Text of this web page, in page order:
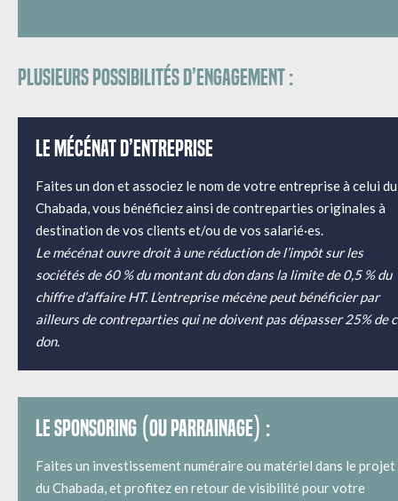
Plusieurs possibilités d’engagement :
Le mécénat d’entreprise
Faites un don et associez le nom de votre entreprise à celui du
Chabada, vous bénéficiez ainsi de contreparties originales à
destination de vos clients et/ou de vos salarié·es.
Le mécénat ouvre droit à une réduction de l’impôt sur les
sociétés de 60 % du montant du don dans la limite de 0,5 % du
chiffre d’affaire HT. L’entreprise mécène peut bénéficier par
ailleurs de contreparties qui ne doivent pas dépasser 25% de
don.
Le sponsoring (ou parrainage) :
Faites un investissement numéraire ou matériel dans le projet
du Chabada, et profitez en retour de visibilité pour votre